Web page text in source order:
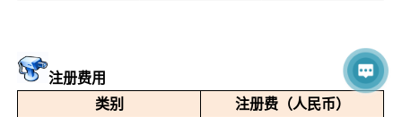
注册费用
类别
注册费（人民币）